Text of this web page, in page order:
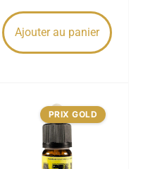
Ajouter au panier
PRIX GOLD